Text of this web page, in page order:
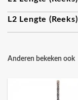
L2 Lengte (reeks)
Anderen bekeken ook